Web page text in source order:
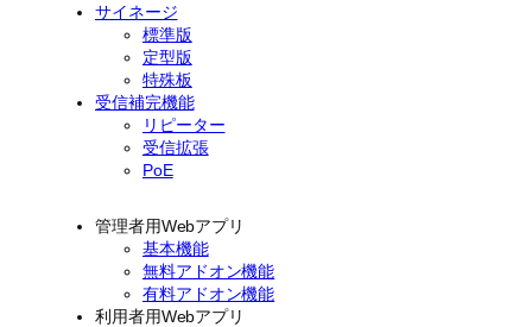
サイネージ
標準版
定型版
特殊板
受信補完機能
リピーター
受信拡張
PoE
管理者用Webアプリ
基本機能
無料アドオン機能
有料アドオン機能
利用者用Webアプリ